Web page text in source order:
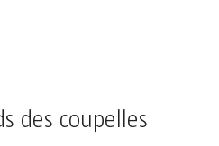
des coupelles